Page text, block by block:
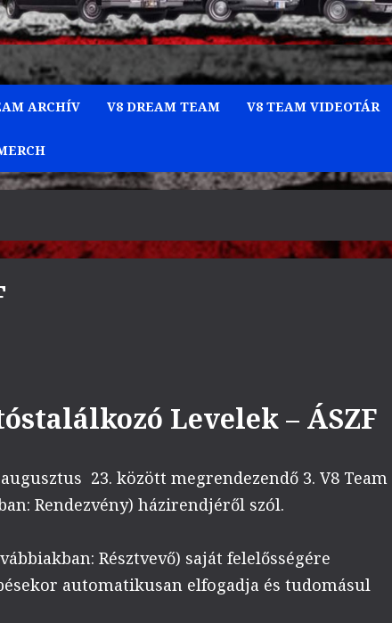
ARCHÍV V8 DREAM TEAM V8 TEAM VIDEOTÁR
Levelek – ÁSZF
23. között megrendezendő 3. V8 Team
Rendezvény) házirendjéről szól.
Résztvevő) saját felelősségére
automatikusan elfogadja és tudomásul